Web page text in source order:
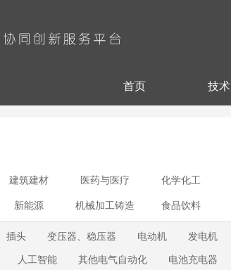
首页 技术
建筑建材 医药与医疗 化学化工
新能源 机械加工铸造 食品饮料
插头 变压器、稳压器 电动机 发电机
人工智能 其他电气自动化 电池充电器